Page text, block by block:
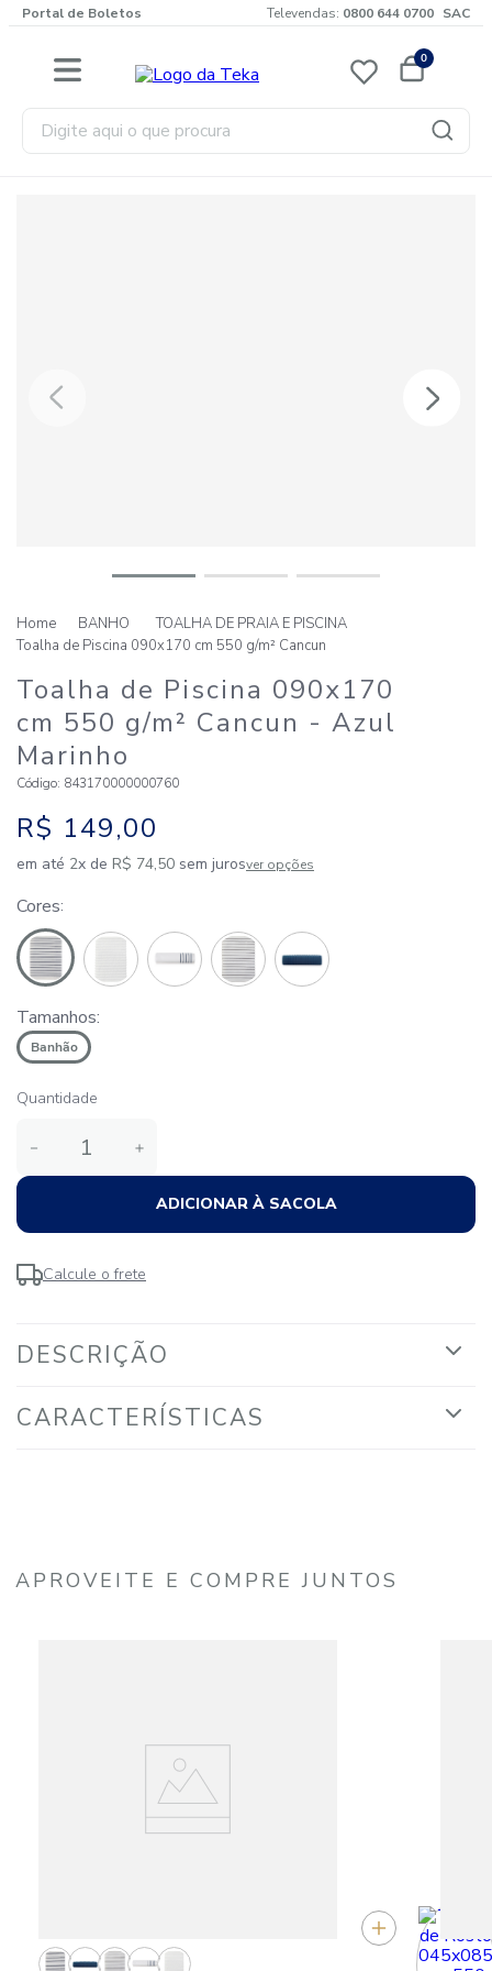
Portal de Boletos Televendas: 0800 644 0700 SAC
0
Digite aqui o que procura
BANHO
TOALHA DE PRAIA E PISCINA
Toalha de Piscina 090x170 cm 550 g/m² Cancun
Toalha de Piscina 090x170
cm 550 g/m² Cancun - Azul
Marinho
Código: 843170000000760
R$ 149,00
em até 2x de R$ 74,50 sem jurosver opções
Cores
Tamanhos:
Banhão
Quantidade
＋
－
ADICIONAR À SACOLA
Calcule o frete
DESCRIÇÃO
CARACTERÍSTICAS
APROVEITE E COMPRE JUNTOS